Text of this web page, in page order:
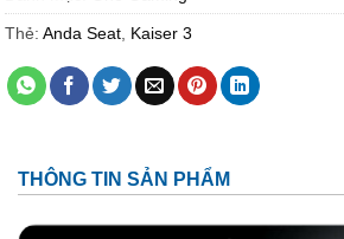
Thẻ: Anda Seat Kaiser 3
THÔNG TIN SẢN PHẨM